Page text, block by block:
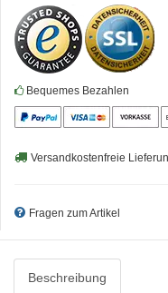
Bequemes Bezahlen
Versandkostenfreie
Fragen zum Artikel
Beschreibung